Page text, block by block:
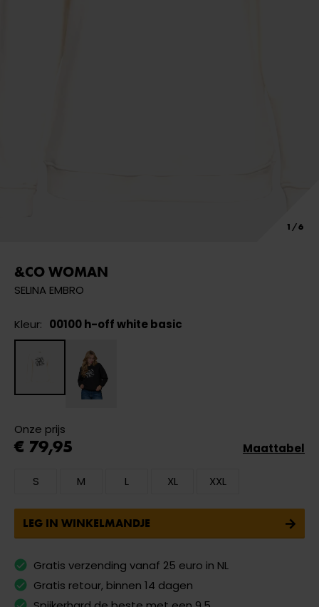
&CO WOMAN
SELINA EMBRO
Kleur: 00100 h-off white basic
Onze prijs
€ 79,95
S M L XL XXL
Maattabel
LEG IN WINKELMANDJE
Gratis verzending vanaf 25 euro in NL
Gratis retour, binnen 14 dagen